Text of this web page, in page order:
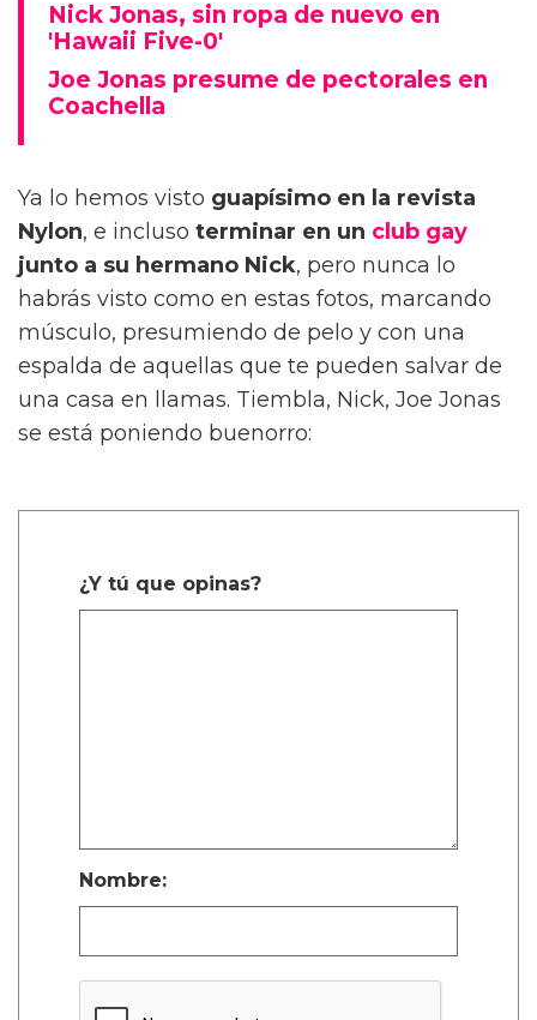
Nick Jonas, sin ropa de nuevo en
'Hawaii Five-0'
Joe Jonas presume de pectorales en
Coachella
Ya lo hemos visto guapísimo en la revista
Nylon, e incluso terminar en un club gay
junto a su hermano Nick, pero nunca lo
habrás visto como en estas fotos, marcando
músculo, presumiendo de pelo y con una
espalda de aquellas que te pueden salvar de
una casa en llamas. Tiembla, Nick, Joe Jonas
se está poniendo buenorro:
¿Y tú que opinas?
Nombre: